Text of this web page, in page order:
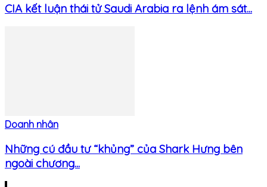
CIA kết luận thái tử Saudi Arabia ra lệnh ám sát...
Doanh nhân
Những cú đầu tư “khủng” của Shark Hưng bên
ngoài chương...